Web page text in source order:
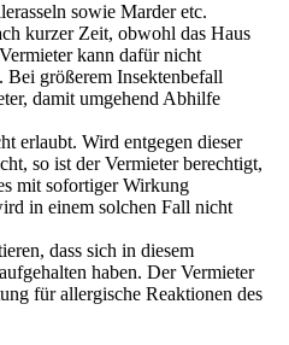
sowie Marder etc.
kurzer Zeit, obwohl das Haus
kann dafür nicht
größerem Insektenbefall
damit umgehend Abhilfe
erlaubt. Wird entgegen dieser
so ist der Vermieter berechtigt,
mit sofortiger Wirkung
in einem solchen Fall nicht
dass sich in diesem
haben. Der Vermieter
für allergische Reaktionen des